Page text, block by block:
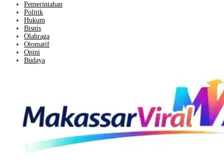
Pemerintahan
Politik
Hukum
Bisnis
Olahraga
Otomatif
Opini
Budaya